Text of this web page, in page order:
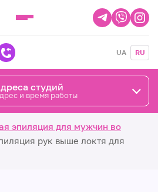
UA RU
студий
и время работы
эпиляция для мужчин во
рук выше локтя для